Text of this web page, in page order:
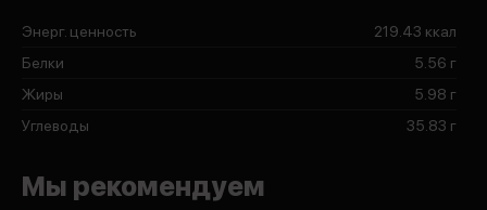
Энерг. ценность
219.43 ккал
Белки
5.56 г
Жиры
5.98 г
Углеводы
35.83 г
Мы рекомендуем